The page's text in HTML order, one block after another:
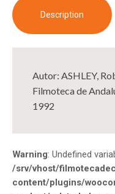
Description
Autor: ASHLEY,
Filmoteca de
1992
Warning: Undefined
/srv/vhost/
content/plugins/